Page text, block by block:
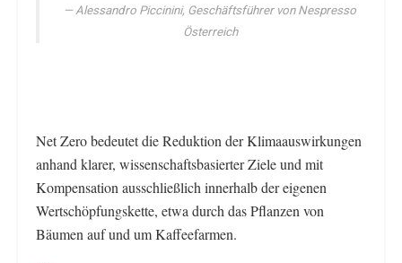
Alessandro Piccinini, Geschäftsführer von Nespresso
Österreich
Net Zero bedeutet die Reduktion der Klimaauswirkungen
anhand klarer, wissenschaftsbasierter Ziele und mit
Kompensation ausschließlich innerhalb der eigenen
Wertschöpfungskette, etwa durch das Pflanzen von
Bäumen auf und um Kaffeefarmen.